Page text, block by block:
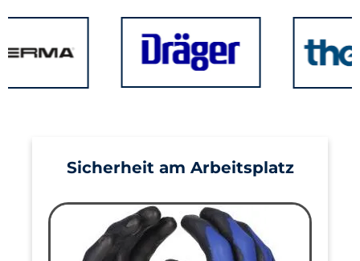
Sicherheit am Arbeitsplatz